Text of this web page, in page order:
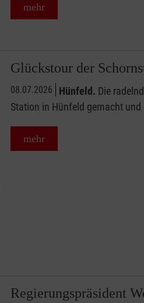
mehr
Glückstour der
08.07.2026 Hünfeld. Die
Station in Hünfeld gemacht
mehr
Regierungspräsident